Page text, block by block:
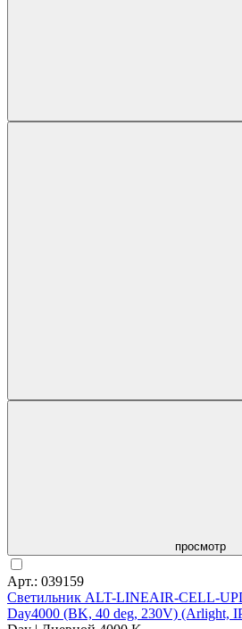
просмотр
Арт.: 039159
Светильник ALT-LINEAIR-CELL-
Day4000 (BK, 40 deg, 230V) (Arlight,